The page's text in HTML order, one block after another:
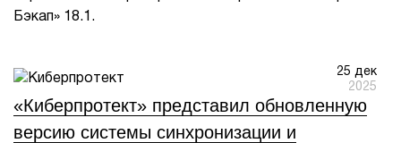
Бэкап» 18.1.
25 дек
2025
«Киберпротект» представил обновленную
версию системы синхронизации и